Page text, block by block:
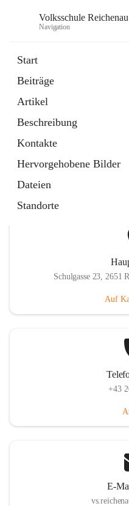
Volksschule Reichenau
Navigation
Start
Beiträge
Artikel
Beschreibung
Kontakte
Hervorgehobene Bilder
Dateien
Standorte
Externe Webseite
in
Tab
Toni Klix Maustraining
Externe Webseite
öffnet
in
neuem
Tab
Schulgasse 23, 2651
Auf
+43
E-